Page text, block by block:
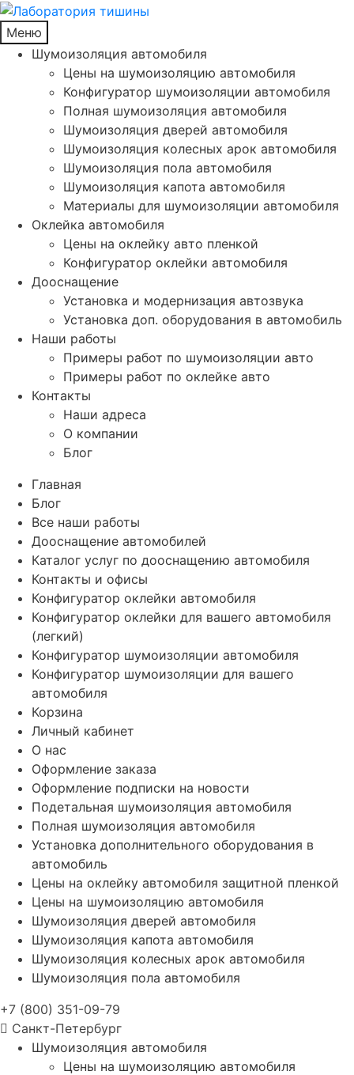
Меню
Шумоизоляция автомобиля
Цены на шумоизоляцию автомобиля
Конфигуратор шумоизоляции автомобиля
Полная шумоизоляция автомобиля
Шумоизоляция дверей автомобиля
Шумоизоляция колесных арок автомобиля
Шумоизоляция пола автомобиля
Шумоизоляция капота автомобиля
Материалы для шумоизоляции автомобиля
Оклейка автомобиля
Цены на оклейку авто пленкой
Конфигуратор оклейки автомобиля
Дооснащение
Установка и модернизация автозвука
Установка доп. оборудования в автомобиль
Наши работы
Примеры работ по шумоизоляции авто
Примеры работ по оклейке авто
Контакты
Наши адреса
О компании
Блог
Главная
Блог
Все наши работы
Дооснащение автомобилей
Каталог услуг по дооснащению автомобиля
Контакты и офисы
Конфигуратор оклейки автомобиля
Конфигуратор оклейки для вашего автомобиля
(легкий)
Конфигуратор шумоизоляции автомобиля
Конфигуратор шумоизоляции для вашего
автомобиля
Корзина
Личный кабинет
О нас
Оформление заказа
Оформление подписки на новости
Подетальная шумоизоляция автомобиля
Полная шумоизоляция автомобиля
Установка дополнительного оборудования в
автомобиль
Цены на оклейку автомобиля защитной пленкой
Цены на шумоизоляцию автомобиля
Шумоизоляция дверей автомобиля
Шумоизоляция капота автомобиля
Шумоизоляция колесных арок автомобиля
Шумоизоляция пола автомобиля
+7 (800) 351-09-79
Санкт-Петербург
Шумоизоляция автомобиля
Цены на шумоизоляцию автомобиля